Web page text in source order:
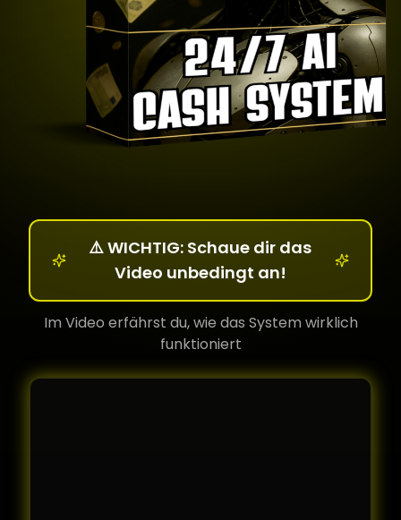
⚠️ WICHTIG: Schaue dir das
Video unbedingt an!
Im Video erfährst du, wie das System wirklich
funktioniert